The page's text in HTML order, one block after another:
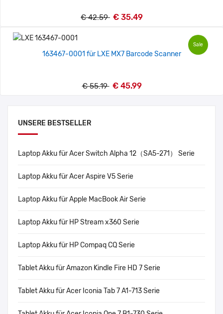
UNSERE BESTSELLER
Laptop Akku für Acer Switch Alpha 12（SA5-271） Serie
Laptop Akku für Acer Aspire V5 Serie
Laptop Akku für Apple MacBook Air Serie
Laptop Akku für HP Stream x360 Serie
Laptop Akku für HP Compaq CQ Serie
Tablet Akku für Amazon Kindle Fire HD 7 Serie
Tablet Akku für Acer Iconia Tab 7 A1-713 Serie
€ 42.59 € 35.49
Sale
163467-0001 für LXE MX7 Barcode Scanner
€ 55.19 € 45.99